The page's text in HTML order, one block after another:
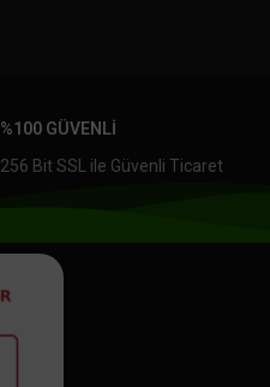
%100 GÜVENLİ
256 Bit SSL ile Güvenli Ticaret